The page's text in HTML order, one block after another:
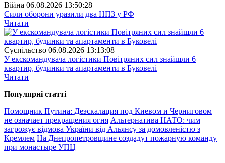
Війна 06.08.2026 13:50:28
Сили оборони уразили два НПЗ у РФ
Читати
Суспiльство 06.08.2026 13:13:08
У екскомандувача логістики Повітряних сил знайшли 6
квартир, будинки та апартаменти в Буковелі
Читати
Популярнi статтi
Помощник Путина: Деэскалация под Киевом и Черниговом
не означает прекращения огня Альтернатива НАТО: чим
загрожує відмова України від Альянсу за домовленістю з
Кремлем На Днепропетровщине создадут пожарную команду
при монастыре УПЦ